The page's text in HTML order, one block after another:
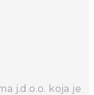
j.d.o.o. koja je